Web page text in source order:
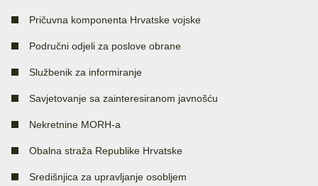
Pričuvna komponenta Hrvatske vojske
Područni odjeli za poslove obrane
Službenik za informiranje
Savjetovanje sa zainteresiranom javnošću
Nekretnine MORH-a
Obalna straža Republike Hrvatske
Središnjica za upravljanje osobljem